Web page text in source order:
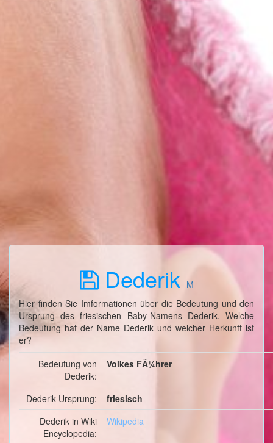
Dederik M
Hier finden Sie Imformationen über die Bedeutung und den
Ursprung des friesischen Baby-Namens Dederik. Welche
Bedeutung hat der Name Dederik und welcher Herkunft ist
er?
Bedeutung von
Dederik:
Volkes FÃ¼hrer
Dederik Ursprung:
friesisch
Dederik in Wiki
Encyclopedia:
Wikipedia